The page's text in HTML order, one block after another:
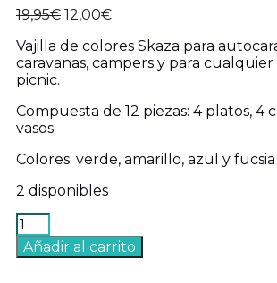
19,95€ El
original
era:
12,00€El
actual
es:
Vajilla de colores Skaza para
caravanas, campers y para cualquier
picnic.
Compuesta de 12 piezas: 4 platos, 4
vasos
Colores: verde, amarillo, azul y fucsia
2 disponibles
VAJILLA
DE
COLORES
Añadir al carrito